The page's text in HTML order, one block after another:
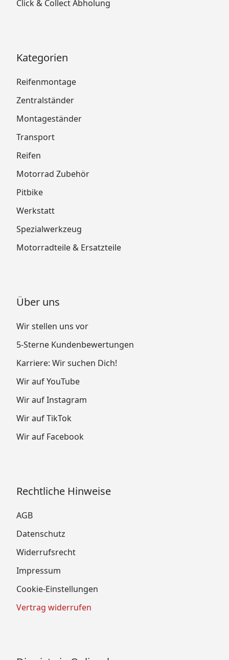
Click & Collect Abholung
Kategorien
Reifenmontage
Zentralständer
Montageständer
Transport
Reifen
Motorrad Zubehör
Pitbike
Werkstatt
Spezialwerkzeug
Motorradteile & Ersatzteile
Über uns
Wir stellen uns vor
5-Sterne Kundenbewertungen
Karriere: Wir suchen Dich!
Wir auf YouTube
Wir auf Instagram
Wir auf TikTok
Wir auf Facebook
Rechtliche Hinweise
AGB
Datenschutz
Widerrufsrecht
Impressum
Cookie-Einstellungen
Vertrag widerrufen